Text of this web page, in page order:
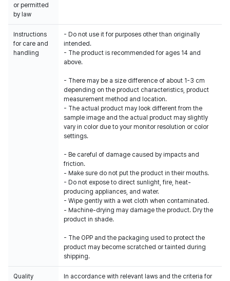
or permitted
by law
Instructions
for care and
handling
- Do not use it for purposes other than originally
intended.
- The product is recommended for ages 14 and
above.
- There may be a size difference of about 1-3 cm
depending on the product characteristics, product
measurement method and location.
- The actual product may look different from the
sample image and the actual product may slightly
vary in color due to your monitor resolution or color
settings.
- Be careful of damage caused by impacts and
friction.
- Make sure do not put the product in their mouths.
- Do not expose to direct sunlight, fire, heat-
producing appliances, and water.
- Wipe gently with a wet cloth when contaminated.
- Machine-drying may damage the product. Dry the
product in shade.
- The OPP and the packaging used to protect the
product may become scratched or tainted during
shipping.
Quality
In accordance with relevant laws and the criteria for